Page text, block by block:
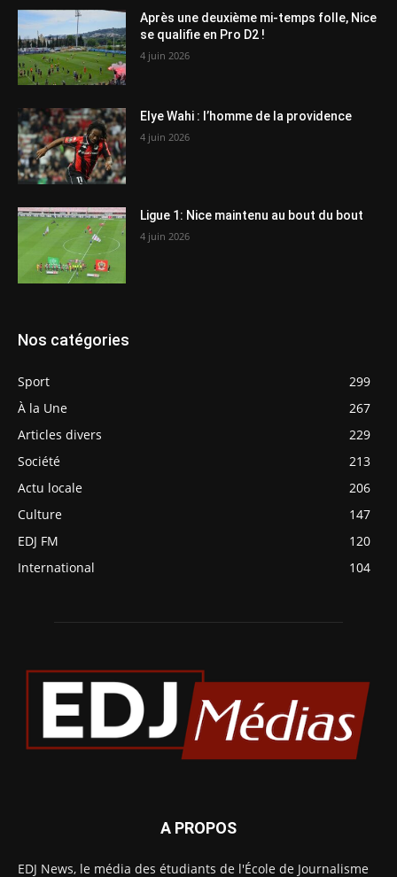
Après une deuxième mi-temps folle, Nice
se qualifie en Pro D2 !
4 juin 2026
Elye Wahi : l’homme de la providence
4 juin 2026
Ligue 1: Nice maintenu au bout du bout
4 juin 2026
Nos catégories
Sport
299
À la Une
267
Articles divers
229
Société
213
Actu locale
206
Culture
147
EDJ FM
120
International
104
A PROPOS
EDJ News, le média des étudiants de l'École de Journalisme